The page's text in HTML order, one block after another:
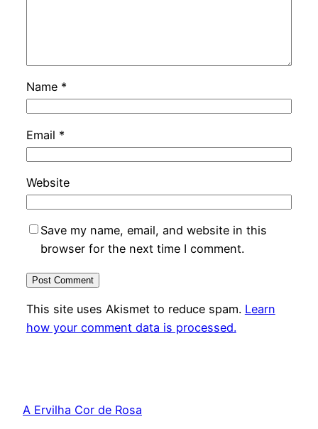
Name *
Email *
Website
Save my name, email, and website in this
browser for the next time I comment.
This site uses Akismet to reduce spam. Learn
how your comment data is processed.
A Ervilha Cor de Rosa